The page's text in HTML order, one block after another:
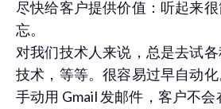
尽快给客户提供价值：听起来
忘。
对我们技术人来说，总是去试
技术，等等。很容易过早自动
手动用 Gmail 发邮件，客户不